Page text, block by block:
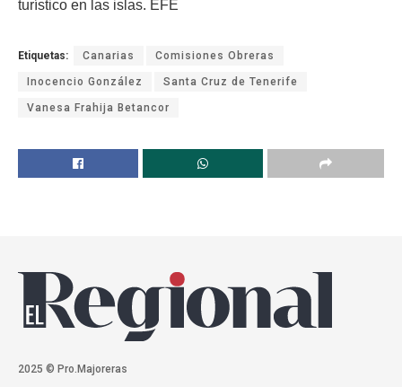
turístico en las islas. EFE
Etiquetas: Canarias Comisiones Obreras
Inocencio González Santa Cruz de Tenerife
Vanesa Frahija Betancor
2025 © Pro.Majoreras